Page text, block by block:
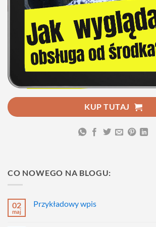
KUP TUTAJ
CO NOWEGO NA BLOGU:
02
maj
Przykładowy wpis